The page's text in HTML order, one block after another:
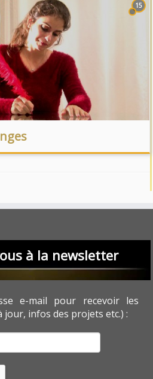
15
à la newsletter
e-mail pour recevoir les
jour, infos des projets etc.) :